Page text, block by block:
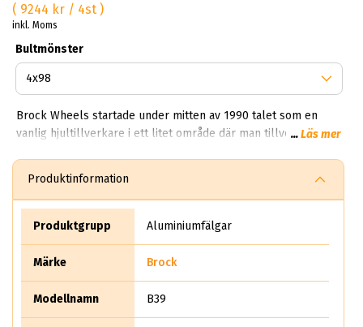
( 9244 kr / 4st )
inkl. Moms
Bultmönster
Brock Wheels startade under mitten av 1990 talet som en
vanlig hjultillverkare i ett litet område där man tillverkade
850,000 brock fälgar per dag? Helt sjukt!? Första gången vi
fick veta det här vart experterna på ABS Wheels chockade.
Det säljer rent teoretiskt mer än 10 miljoner aluminiumhjul
...Läs mer
Produktinformation
Produktgrupp Aluminiumfälgar
Märke Brock
Modellnamn B39